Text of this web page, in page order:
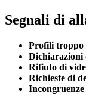
Segnali di
Profili troppo
Dichiarazioni
Rifiuto di
Richieste di